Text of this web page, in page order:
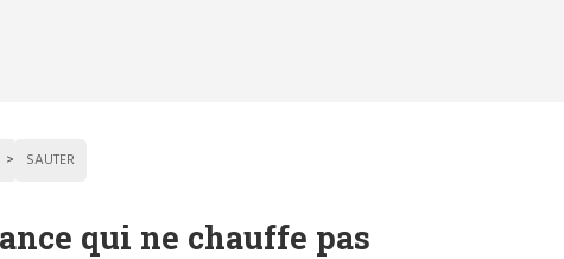
SAUTER
qui ne chauffe pas